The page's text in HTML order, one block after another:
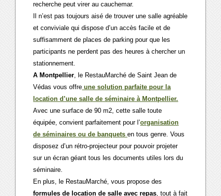
recherche peut virer au cauchemar.
Il n’est pas toujours aisé de trouver une salle agréable
et conviviale qui dispose d’un accès facile et de
suffisamment de places de parking pour que les
participants ne perdent pas des heures à chercher un
stationnement.
A Montpellier, le RestauMarché de Saint Jean de
Védas vous offre une solution parfaite pour la
location d’une salle de séminaire à Montpellier.
Avec une surface de 90 m2, cette salle toute
équipée, convient parfaitement pour l’organisation
de séminaires ou de banquetsen tous genre. Vous
disposez d’un rétro-projecteur pour pouvoir projeter
sur un écran géant tous les documents utiles lors du
séminaire.
En plus, le RestauMarché, vous propose des
formules de location de salle avec repas, tout à fait